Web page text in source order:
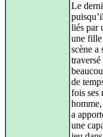
Le
liés par
une fille
scène a
de
fois ses
a
une